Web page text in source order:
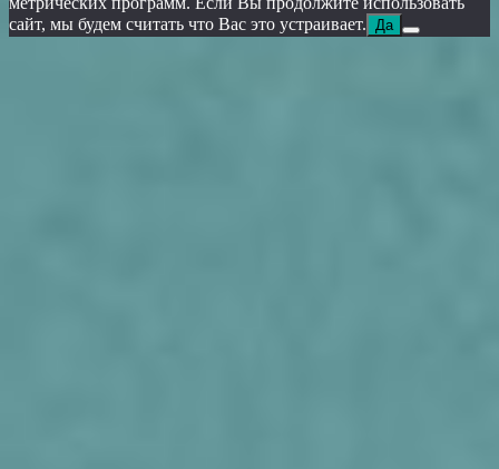
сайт, мы будем считать что Вас это устраивает.
Да